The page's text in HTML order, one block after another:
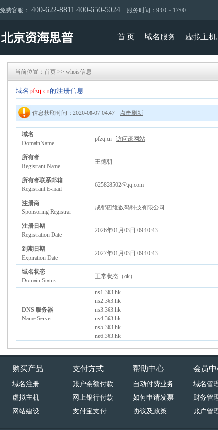
免费客服： 400-622-8811 400-650-5024 服务时间：9:00 ~ 17:00
首 页 域名服务 虚拟主机
当前位置： 首页 >> whois信息
域名pfzq.cn的注册信息
信息获取时间：2026-08-07 04:47 点击刷新
域名
DomainName
pfzq.cn 访问该网站
所有者
Registrant Name
王德朝
所有者联系邮箱
Registrant E-mail
625828502@qq.com
注册商
Sponsoring Registrar
成都西维数码科技有限公司
注册日期
Registration Date
2026年01月03日 09:10:43
到期日期
Expiration Date
2027年01月03日 09:10:43
域名状态
Domain Status
正常状态（ok）
DNS 服务器
Name Server
ns1.363.hk
ns2.363.hk
ns3.363.hk
ns4.363.hk
ns5.363.hk
ns6.363.hk
购买产品
域名注册
虚拟主机
网站建设
支付方式
账户余额付款
网上银行付款
支付宝支付
帮助中心
自动付费业务
如何申请发票
协议及政策
会员中
域名管
财务管
账户管